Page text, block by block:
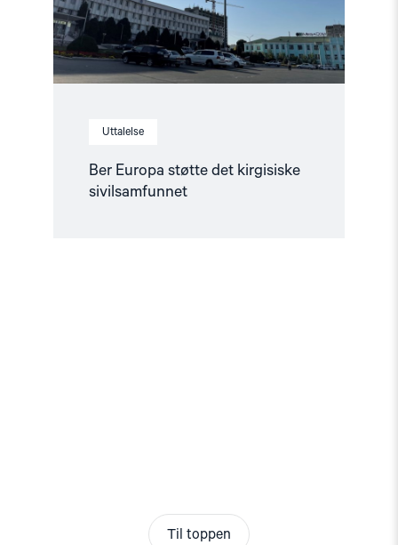
Uttalelse
Ber Europa støtte det kirgisiske
sivilsamfunnet
Til toppen